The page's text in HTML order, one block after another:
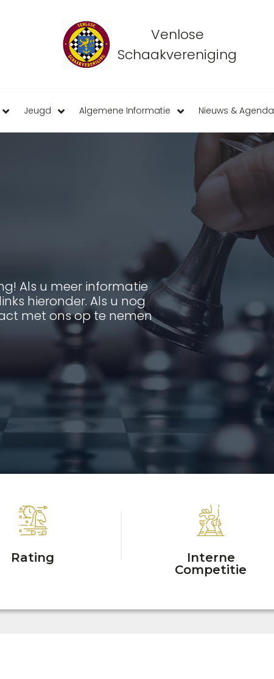
Venlose
Schaakvereniging
Jeugd Algemene Informatie Nieuws & Agenda
Als u meer informatie
hieronder. Als u nog
met ons op te nemen
Rating
Interne
Competitie